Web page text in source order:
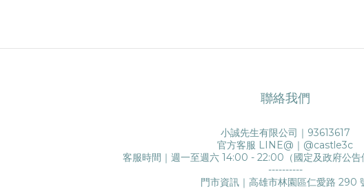
聯絡我們
小誠先生有限公司｜93613617
官方客服 LINE@｜ @castle3c
客服時間｜週一至週六 14:00 - 22:00（國定及政府公告
----------
門市資訊｜高雄市林園區仁愛路 290